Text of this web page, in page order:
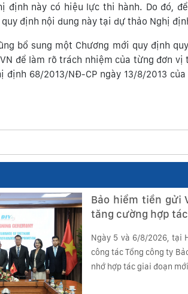
định này có hiệu lực thi hành. Do đó,
quy định nội dung này tại dự thảo Nghị
bổ sung một Chương mới quy định
để làm rõ trách nhiệm của từng đơn
định 68/2013/NĐ-CP ngày 13/8/2013
Bảo hiểm tiền gửi
tăng cường hợp
Ngày 5 và 6/8/2026, tại
công tác Tổng công ty
nhớ hợp tác giai đoạn